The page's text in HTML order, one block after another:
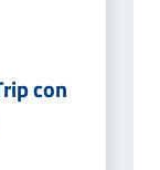
con